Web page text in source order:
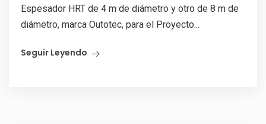
Espesador HRT de 4 m de diámetro y otro de 8 m de
diámetro, marca Outotec, para el Proyecto...
Seguir Leyendo